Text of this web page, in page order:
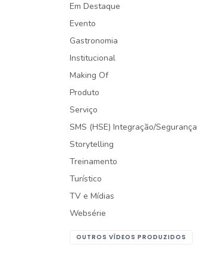
Em Destaque
Evento
Gastronomia
Institucional
Making Of
Produto
Serviço
SMS (HSE) Integração/Segurança
Storytelling
Treinamento
Turístico
TV e Mídias
Websérie
OUTROS VÍDEOS PRODUZIDOS